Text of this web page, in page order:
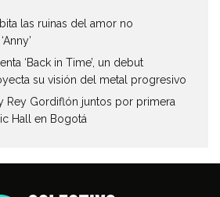
las ruinas del amor no
‘Back in Time’, un debut
su visión del metal progresivo
Rey Gordiflón juntos por primera
Hall en Bogotá